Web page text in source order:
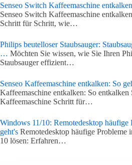
Senseo Switch Kaffeemaschine
Senseo Switch Kaffeemaschine
Schritt für Schritt, wie…
Philips beutelloser Staubsauger:
… Möchten Sie wissen, wie Sie Ihren
Staubsauger effizient…
Senseo Kaffeemaschine entkalken: So
Kaffeemaschine entkalken: So entkalken
Kaffeemaschine Schritt für…
Windows 11/10: Remotedesktop häufige
geht's Remotedesktop häufige Probleme
10 lösen: Erfahren…